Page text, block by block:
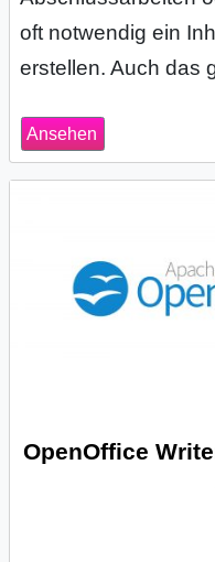
oft notwendig ein
erstellen. Auch das
Ansehen
OpenOffice